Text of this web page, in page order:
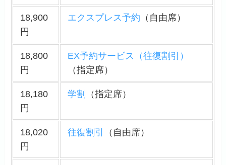
18,900
円
エクスプレス予約 （自由席）
18,800
円
EX予約サービス（往復割引）
（指定席）
18,180
円
学割 （指定席）
18,020
円
往復割引 （自由席）